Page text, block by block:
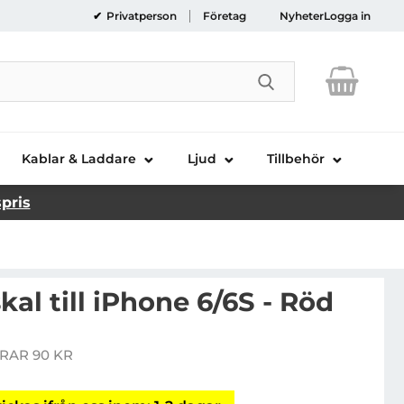
Privatperson Företag NyheterLogga in
Genomför
Kablar & Laddare Ljud Tillbehör
till iPhone 6/6S - Röd
90 KR